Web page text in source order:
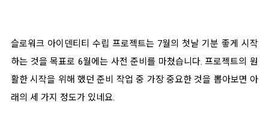
슬로워크 아이덴티티 수립 프로젝트는 7월의 첫날 기분 좋게 시작
하는 것을 목표로 6월에는 사전 준비를 마쳤습니다. 프로젝트의 원
활한 시작을 위해 했던 준비 작업 중 가장 중요한 것을 뽑아보면 아
래의 세 가지 정도가 있네요.